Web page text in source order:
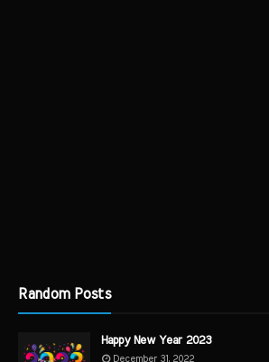
Random Posts
Happy New Year 2023
December 31, 2022